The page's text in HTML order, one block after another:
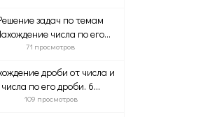
задач по темам
числа по его...
71 просмотров
дроби от числа и
числа по его дроби. 6...
109 просмотров